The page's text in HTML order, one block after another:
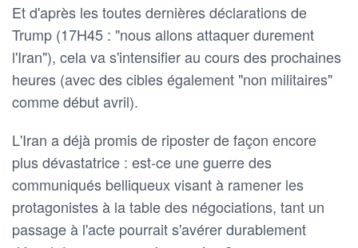
Et d'après les toutes dernières déclarations de
Trump (17H45 : "nous allons attaquer durement
l'Iran"), cela va s'intensifier au cours des prochaines
heures (avec des cibles également "non militaires"
comme début avril).
L'Iran a déjà promis de riposter de façon encore
plus dévastatrice : est-ce une guerre des
communiqués belliqueux visant à ramener les
protagonistes à la table des négociations, tant un
passage à l'acte pourrait s'avérer durablement